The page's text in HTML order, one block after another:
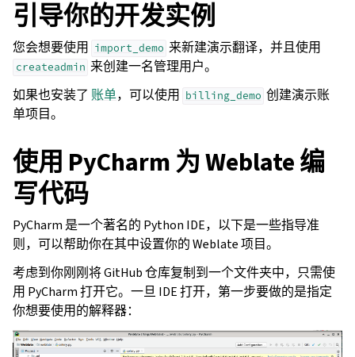
引导你的开发实例
您会想要使用 import_demo 来新建演示翻译，并且使用
createadmin 来创建一名管理用户。
如果也安装了 账单，可以使用 billing_demo 创建演示账
单项目。
使用 PyCharm 为 Weblate 编
写代码
PyCharm 是一个著名的 Python IDE，以下是一些指导准
则，可以帮助你在其中设置你的 Weblate 项目。
考虑到你刚刚将 GitHub 仓库复制到一个文件夹中，只需使
用 PyCharm 打开它。一旦 IDE 打开，第一步要做的是指定
你想要使用的解释器：